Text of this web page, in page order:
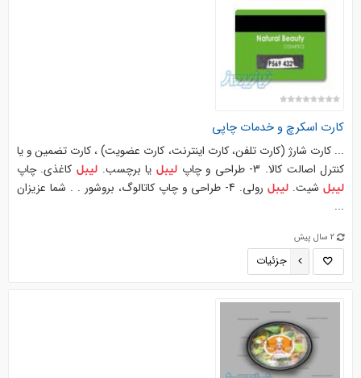
کارت اسکرچ و خدمات چاپی
... کارت شارژ (کارت تلفن، کارت اینترنت، کارت عضویت) ، کارت تضمین و یا
کنترل اصالت کالا. 3- طراحی و چاپ
لیبل یا برچسب.لیبل کاغذی. چاپ
لیبلشیت. لیبل
رولی. 4- طراحی و چاپ کاتالوگ، بروشور . . شما عزیزان
...
2 سال پیش
جزئیات